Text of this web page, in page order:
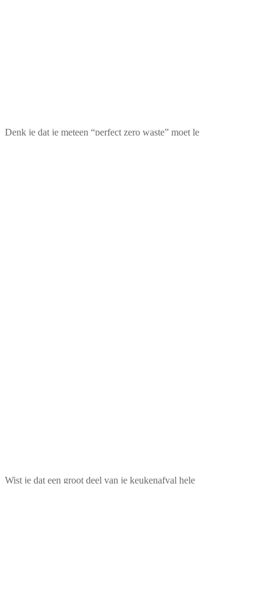
Denk je dat je meteen “perfect zero waste” moet le
Wist je dat een groot deel van je keukenafval hele